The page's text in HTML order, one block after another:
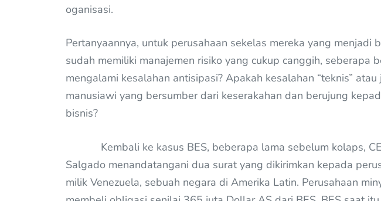
oganisasi.
Pertanyaannya, untuk perusahaan sekelas mereka yang menjadi
sudah memiliki manajemen risiko yang cukup canggih, seberapa
mengalami kesalahan antisipasi? Apakah kesalahan “teknis”
manusiawi yang bersumber dari keserakahan dan berujung
bisnis?
Kembali ke kasus BES, beberapa lama sebelum kolaps,
Salgado menandatangani dua surat yang dikirimkan kepada
milik Venezuela, sebuah negara di Amerika Latin. Perusahaan